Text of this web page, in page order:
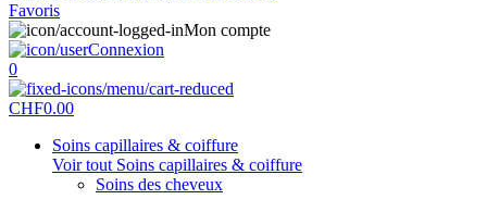
Favoris
Mon compte
Connexion
0
CHF0.00
Soins capillaires & coiffure
Voir tout Soins capillaires & coiffure
Soins des cheveux